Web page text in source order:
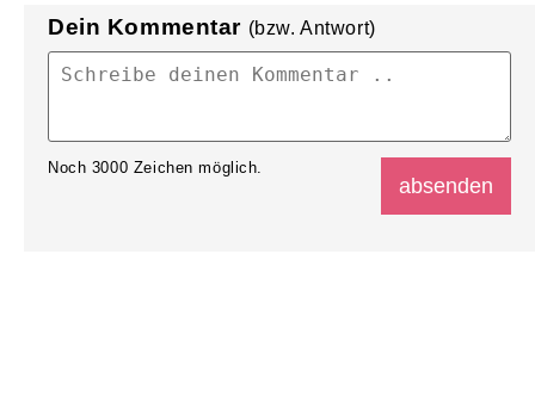
Dein Kommentar (bzw. Antwort)
Noch 3000 Zeichen möglich.